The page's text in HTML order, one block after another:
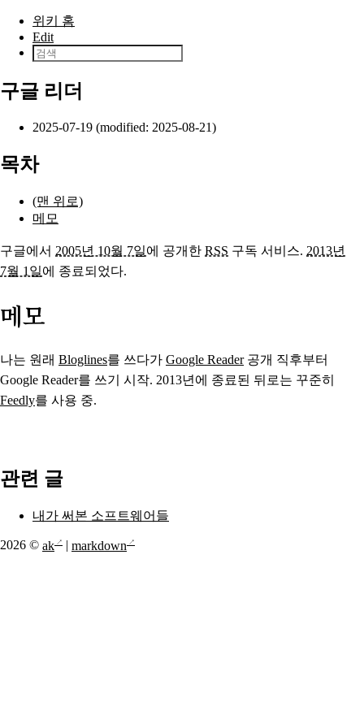
본문으로 건너뛰기
위키 홈
Edit
구글 리더
2025-07-19 (modified: 2025-08-21)
목차
(맨 위로)
메모
구글에서 2005년 10월 7일에 공개한 RSS 구독 서비스. 2013년
7월 1일에 종료되었다.
메모
나는 원래 Bloglines를 쓰다가 Google Reader공개 직후부터
Google Reader를 쓰기 시작. 2013년에 종료된 뒤로는 꾸준히
Feedly를 사용 중.
관련 글
내가 써본 소프트웨어들
2026 © ak markdown